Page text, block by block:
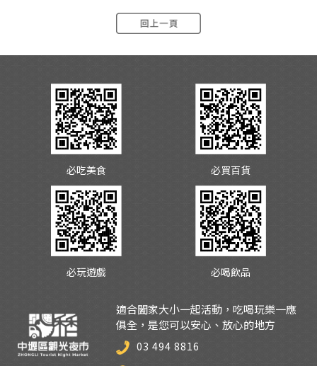
必吃美食 必買百貨
必玩遊戲 必喝飲品
適合闔家大小一起活動，吃喝玩樂一應
俱全，是您可以安心、放心的地方
03 494 8816